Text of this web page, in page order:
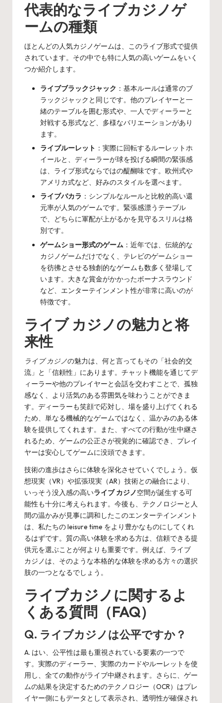
代表的なライブカジノゲ
ームの種類
ほとんどの人気カジノゲームは、このライブ形式で提供
されています。その中でも特に人気の高いゲームをいく
つか紹介します。
ライブブラックジャック ：基本ルールは通常のブ
ラックジャックと同じです。他のプレイヤーと一
緒のテーブルを囲む形式や、一人でディーラーと
対戦する形式など、多様なバリエーションがあり
ます。
ライブルーレット ：実際に回転するルーレットホ
イールと、ディーラーが球を投げる瞬間の緊張感
は、ライブ形式ならではの醍醐味です。欧州式や
アメリカ式など、好みのスタイルを選べます。
ライブバカラ ：シンプルなルールと比較的高い還
元率が人気のゲームです。緊張感漂うテーブル
で、どちらに軍配が上がるかを見守るスリルは格
別です。
ゲームショー形式のゲーム ：近年では、伝統的な
カジノゲームだけでなく、テレビのゲームショー
を彷彿とさせる独創的なゲームも数多く登場して
います。大きな賞金がかかったボーナスラウンド
など、エンターテインメント性が非常に高いのが
特徴です。
ライブ カジノの魅力と将
来性
ライブ カジノの魅力は、何と言ってもその「社会的交
流」と「信頼性」にあります。チャット機能を通じてデ
ィーラーや他のプレイヤーと会話を交わすことで、孤独
感なく、より活気のある雰囲気を味わうことができま
す。ディーラーも笑顔で応対し、場を盛り上げてくれる
ため、単なる機械的なゲームではなく、温かみのある体
験を提供してくれます。また、すべての行動が生中継さ
れるため、ゲームの公正さが視覚的に確認でき、プレイ
ヤーは安心してゲームに没頭できます。
技術の進歩はさらに体験を深化させていくでしょう。仮
想現実（VR）や拡張現実（AR）技術との融合により、
いっそう没入感の高いライブ カジノ空間が誕生する可
能性も十分に考えられます。今後も、テクノロジーと人
間の温かみが見事に調和したこのエンターテインメント
は、私たちの leisure time をより豊かなものにしてくれ
るはずです。質の高い体験を求める方は、信頼できる提
供元を選ぶことが何よりも重要です。例えば、 ライブ
カジノ は、そのような本格的な体験を求める方々の選択
肢の一つとなるでしょう。
ライブカジノに関するよ
くある質問（FAQ）
Q. ライブカジノは公平ですか？
A. はい、公平性は最も重視されている要素の一つで
す。実際のディーラー、実際のカードやルーレットを使
用し、全ての動作がライブ中継されます。さらに、ゲー
ムの結果を決定するためのテクノロジー（OCR）はプレ
イヤー側にもデータとして表示され、透明性が確保され